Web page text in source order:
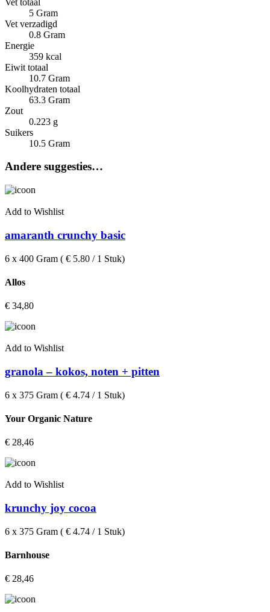
5 Gram
Vet verzadigd
0.8 Gram
Energie
359 kcal
Eiwit totaal
10.7 Gram
Koolhydraten totaal
63.3 Gram
Zout
0.223 g
Suikers
10.5 Gram
Andere suggesties…
Add to Wishlist
amaranth crunchy basic
6 x 400 Gram ( € 5.80 / 1 Stuk)
Allos
€ 34,80
Add to Wishlist
granola – kokos, noten + pitten
6 x 375 Gram ( € 4.74 / 1 Stuk)
Your Organic Nature
€ 28,46
Add to Wishlist
krunchy joy cocoa
6 x 375 Gram ( € 4.74 / 1 Stuk)
Barnhouse
€ 28,46